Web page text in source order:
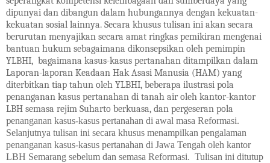
dipunyai dan dibangun dalam hubungannya dengan kekuatan-
kekuatan sosial lainnya. Secara khusus tulisan ini akan secara
berurutan menyajikan secara amat ringkas pemikiran mengenai
bantuan hukum sebagaimana dikonsepsikan oleh pemimpin
YLBHI, bagaimana kasus-kasus pertanahan ditampilkan dalam
Laporan-laporan Keadaan Hak Asasi Manusia (HAM) yang
diterbitkan tiap tahun oleh YLBHI, beberapa ilustrasi pola
penanganan kasus pertanahan di tanah air oleh kantor-kantor
LBH semasa rejim Suharto berkuasa, dan pergeseran pola
penanganan kasus-kasus pertanahan di awal masa Reformasi.
Selanjutnya tulisan ini secara khusus menampilkan pengalaman
penanganan kasus-kasus pertanahan di Jawa Tengah oleh kantor
LBH Semarang sebelum dan semasa Reformasi. Tulisan ini ditutup